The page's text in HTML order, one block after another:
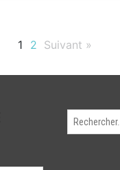
1 2 Suivant »
Rechercher :